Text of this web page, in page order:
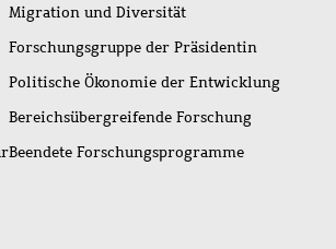
Migration und Diversität
Forschungsgruppe der Präsidentin
Politische Ökonomie der Entwicklung
Bereichsübergreifende Forschung
Beendete Forschungsprogramme